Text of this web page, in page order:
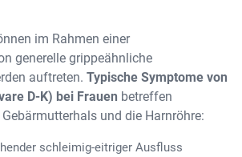
im Rahmen einer
generelle grippeähnliche
auftreten. Typische Symptome von
D-K) bei Frauen betreffen
und die Harnröhre:
schleimig-eitriger Ausfluss